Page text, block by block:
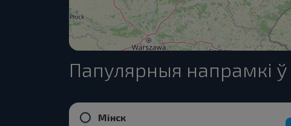
Папулярныя напрамкі
Мінск